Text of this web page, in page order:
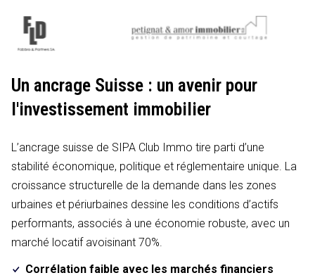
Un ancrage Suisse : un avenir pour
l'investissement immobilier
L’ancrage suisse de SIPA Club Immo tire parti d’une
stabilité économique, politique et réglementaire unique. La
croissance structurelle de la demande dans les zones
urbaines et périurbaines dessine les conditions d’actifs
performants, associés à une économie robuste, avec un
marché locatif avoisinant 70%.
Corrélation faible avec les marchés financiers